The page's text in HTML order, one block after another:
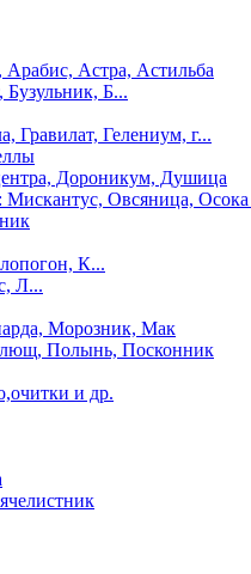
Астра, Астильба
Бузульник, Б...
Гравилат, Гелениум, г...
Дороникум, Душица
Мискантус, Овсяница,
К...
Л...
Морозник, Мак
Полынь, Посконник
и др.